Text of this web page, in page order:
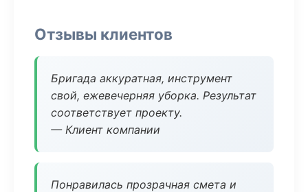
Отзывы клиентов
Бригада аккуратная, инструмент
свой, ежевечерняя уборка. Результат
соответствует проекту.
— Клиент компании
Понравилась прозрачная смета и